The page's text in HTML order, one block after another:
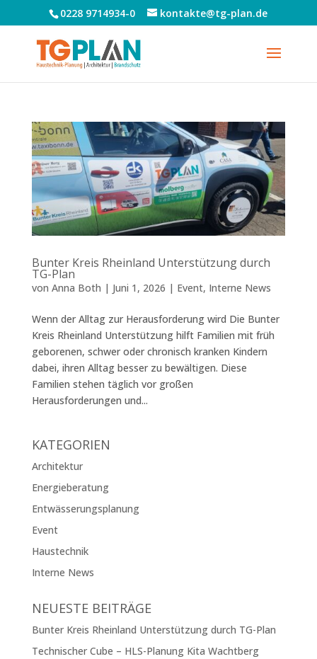
0228 9714934-0 kontakte@tg-plan.de
Bunter Kreis Rheinland Unterstützung durch
TG-Plan
von Anna Both | Juni 1, 2026 | Event, Interne News
Wenn der Alltag zur Herausforderung wird Die Bunter
Kreis Rheinland Unterstützung hilft Familien mit früh
geborenen, schwer oder chronisch kranken Kindern
dabei, ihren Alltag besser zu bewältigen. Diese
Familien stehen täglich vor großen
Herausforderungen und...
KATEGORIEN
Architektur
Energieberatung
Entwässerungsplanung
Event
Haustechnik
Interne News
NEUESTE BEITRÄGE
Bunter Kreis Rheinland Unterstützung durch TG-Plan
Technischer Cube – HLS-Planung Kita Wachtberg